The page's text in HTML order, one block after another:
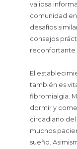
valiosa
comunidad
desafíos
consejos
reconfortante
El
también es
fibromialgia.
dormir y
circadiano
muchos
sueño.